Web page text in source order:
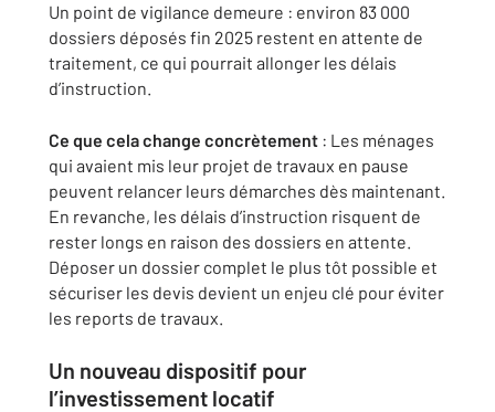
Un point de vigilance demeure : environ 83 000
dossiers déposés fin 2025 restent en attente de
traitement, ce qui pourrait allonger les délais
d’instruction.
Ce que cela change concrètement : Les ménages
qui avaient mis leur projet de travaux en pause
peuvent relancer leurs démarches dès maintenant.
En revanche, les délais d’instruction risquent de
rester longs en raison des dossiers en attente.
Déposer un dossier complet le plus tôt possible et
sécuriser les devis devient un enjeu clé pour éviter
les reports de travaux.
Un nouveau dispositif pour
l’investissement locatif